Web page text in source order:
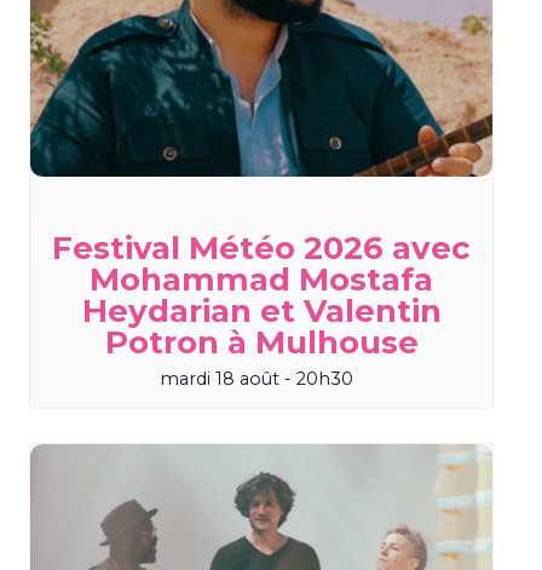
Festival Météo 2026 avec
Mohammad Mostafa
Heydarian et Valentin
Potron à Mulhouse
mardi 18 août - 20h30